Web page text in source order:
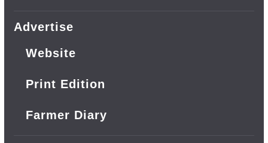
Advertise
Website
Print Edition
Farmer Diary